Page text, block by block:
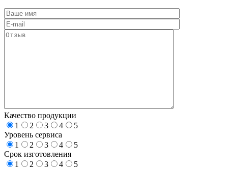
Качество продукции
1
2 3 4
5
Уровень сервиса
1
2 3 4
5
Срок изготовления
1
2 3 4
5